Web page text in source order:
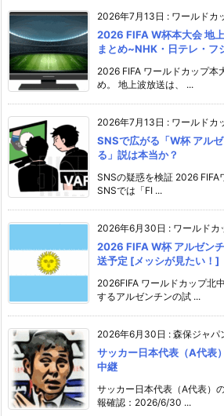
2026年7月13日 : ワールドカ
2026 FIFA W杯本大会 地
まとめ~NHK・日テレ・フ
2026 FIFA ワールドカップ本
め。 地上波放送は、 ...
2026年7月13日 : ワールドカ
SNSで広がる「W杯 アル
る」説は本当か？
SNSの疑惑を検証 2026 FIFA
SNSでは「FI ...
2026年6月30日 : ワールドカ
2026 FIFA W杯 アルゼン
送予定 [メッシが見たい！]
2026FIFA ワールドカップ北
するアルゼンチンの試 ...
2026年6月30日 : 森保ジャパ
サッカー日本代表（A代表
中継
サッカー日本代表（A代表）
報確認：2026/6/30 ...